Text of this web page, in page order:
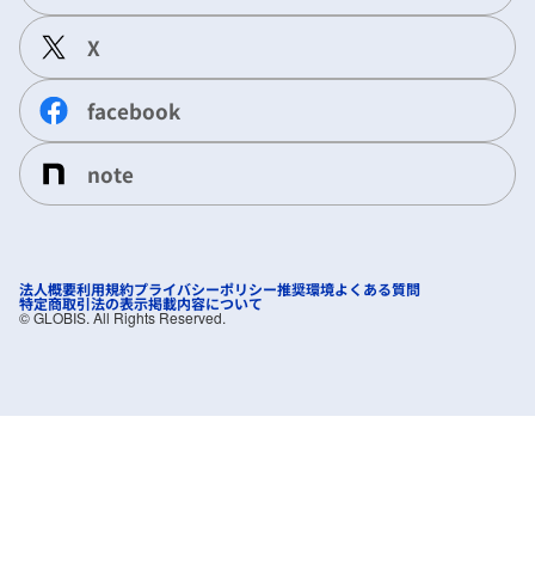
X
facebook
note
法人概要利用規約プライバシーポリシー推奨環境よくある質問
特定商取引法の表示掲載内容について
©︎ GLOBIS. All Rights Reserved.